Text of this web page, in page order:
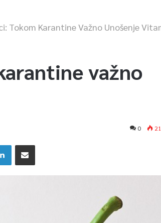
Tokom Karantine Važno Unošenje
važno
0